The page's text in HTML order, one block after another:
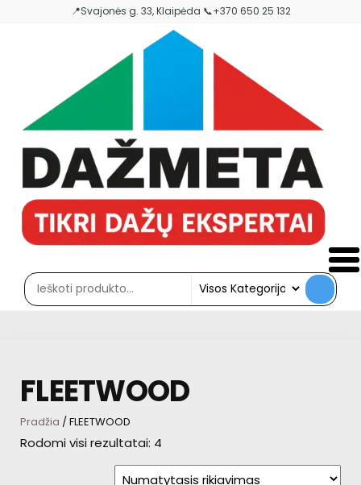
📍Svajonės g. 33, Klaipėda 📞+370 650 25 132
FLEETWOOD
Pradžia / FLEETWOOD
Rodomi visi rezultatai: 4